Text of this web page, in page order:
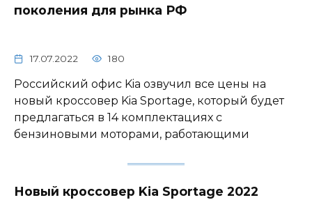
поколения для рынка РФ
17.07.2022 180
Российский офис Kia озвучил все цены на
новый кроссовер Kia Sportage, который будет
предлагаться в 14 комплектациях с
бензиновыми моторами, работающими
Новый кроссовер Kia Sportage 2022